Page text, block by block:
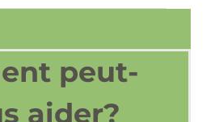
peut-
aider?